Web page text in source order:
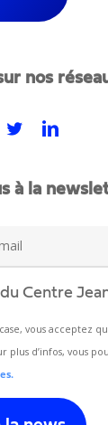
nos
à la
Centre
vous acceptez
plus d’infos, vous